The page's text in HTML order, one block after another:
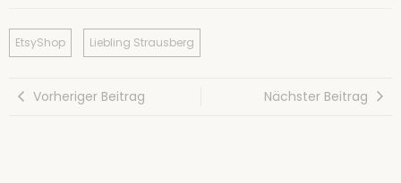
EtsyShop Liebling Strausberg
Vorheriger Beitrag Nächster Beitrag